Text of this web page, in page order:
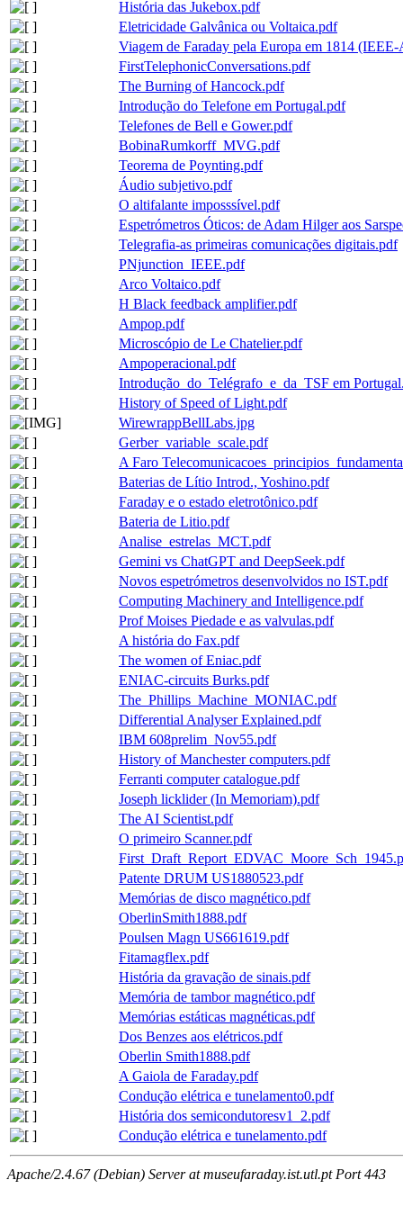
História das Jukebox.pdf
Eletricidade Galvânica ou Voltaica.pdf
Viagem de Faraday pela Europa em 1814
FirstTelephonicConversations.pdf
The Burning of Hancock.pdf
Introdução do Telefone em Portugal.pdf
Telefones de Bell e Gower.pdf
BobinaRumkorff_MVG.pdf
Teorema de Poynting.pdf
Áudio subjetivo.pdf
O altifalante imposssível.pdf
Espetrómetros Óticos: de Adam Hilger aos
Telegrafia-as primeiras comunicações digitais.pdf
PNjunction_IEEE.pdf
Arco Voltaico.pdf
H Black feedback amplifier.pdf
Ampop.pdf
Microscópio de Le Chatelier.pdf
Ampoperacional.pdf
Introdução_do_Telégrafo_e_da_TSF em
History of Speed of Light.pdf
WirewrappBellLabs.jpg
Gerber_variable_scale.pdf
A Faro
Baterias de Lítio Introd., Yoshino.pdf
Faraday e o estado eletrotônico.pdf
Bateria de Litio.pdf
Analise_estrelas_MCT.pdf
Gemini vs ChatGPT and DeepSeek.pdf
Novos espetrómetros desenvolvidos no IST.pdf
Computing Machinery and Intelligence.pdf
Prof Moises Piedade e as valvulas.pdf
A história do Fax.pdf
The women of Eniac.pdf
ENIAC-circuits Burks.pdf
The_Phillips_Machine_MONIAC.pdf
Differential Analyser Explained.pdf
IBM 608prelim_Nov55.pdf
History of Manchester computers.pdf
Ferranti computer catalogue.pdf
Joseph licklider (In Memoriam).pdf
The AI Scientist.pdf
O primeiro Scanner.pdf
Patente DRUM US1880523.pdf
Memórias de disco magnético.pdf
OberlinSmith1888.pdf
Poulsen Magn US661619.pdf
Fitamagflex.pdf
História da gravação de sinais.pdf
Memória de tambor magnético.pdf
Memórias estáticas magnéticas.pdf
Dos Benzes aos elétricos.pdf
Oberlin Smith1888.pdf
A Gaiola de Faraday.pdf
Condução elétrica e tunelamento0.pdf
História dos semicondutoresv1_2.pdf
Condução elétrica e tunelamento.pdf
Apache/2.4.67 (Debian) Server at museufaraday.ist.utl.pt Port 443